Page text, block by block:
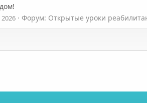
Форум: Открытые уроки